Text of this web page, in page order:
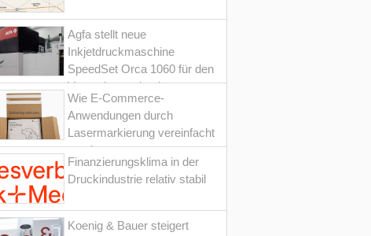
Agfa stellt neue
Inkjetdruckmaschine
SpeedSet Orca 1060 für den
Verpackungsdruck vor
Wie E-Commerce-
Anwendungen durch
Lasermarkierung vereinfacht
werden
Finanzierungsklima in der
Druckindustrie relativ stabil
Koenig & Bauer steigert